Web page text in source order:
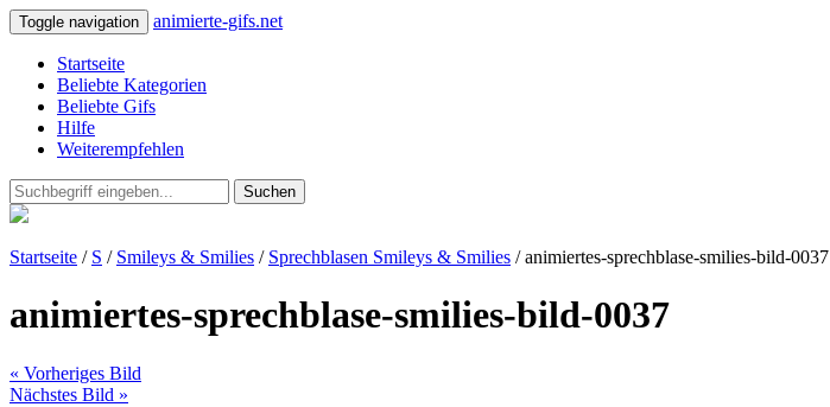
Toggle navigation animierte-gifs.net
Startseite
Beliebte Kategorien
Beliebte Gifs
Hilfe
Weiterempfehlen
Suchen
Startseite / S / Smileys & Smilies / Sprechblasen Smileys & Smilies / animiertes-sprechblase-smilies-bild-0037
animiertes-sprechblase-smilies-bild-0037
« Vorheriges Bild
Nächstes Bild »